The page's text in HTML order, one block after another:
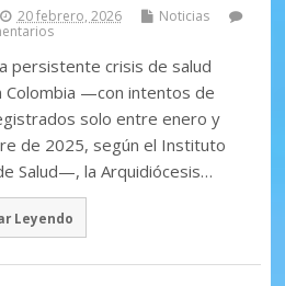
20 febrero, 2026
Noticias
persistente crisis de salud
Colombia —con intentos de
solo entre enero y
de 2025, según el Instituto
Salud—, la Arquidiócesis…
Leyendo